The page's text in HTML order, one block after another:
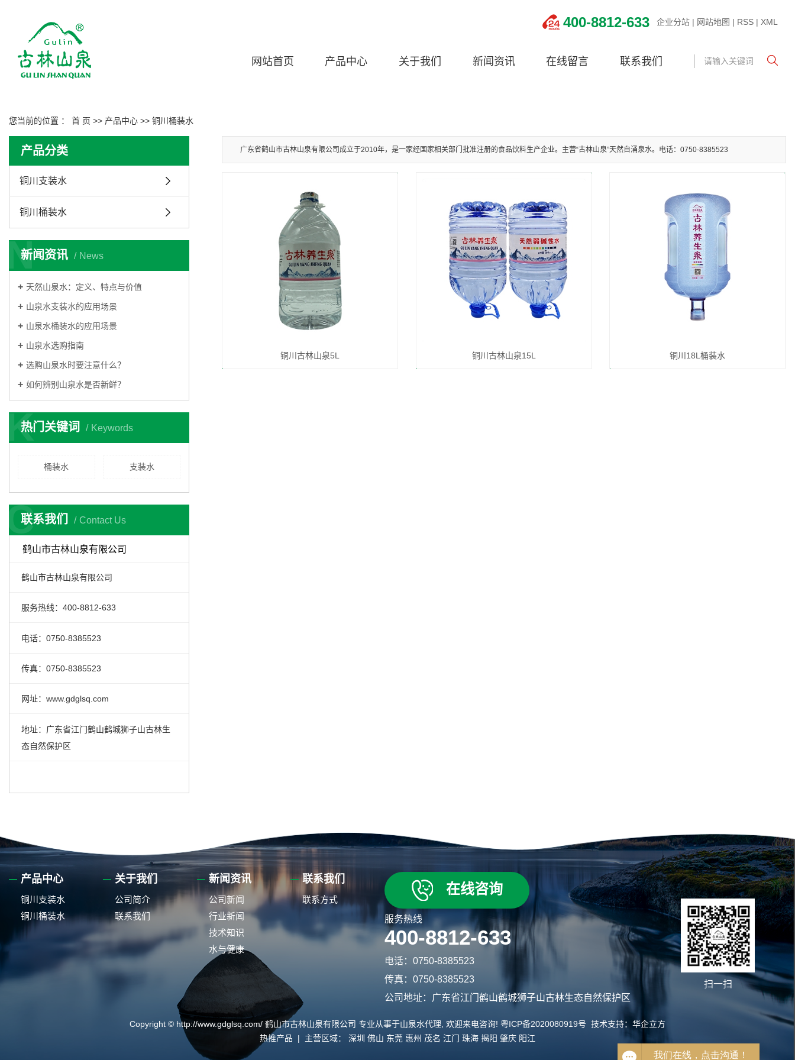
企业分站| 网站地图 | RSS| XML
400-8812-633
网站首页 产品中心 关于我们 新闻资讯 在线留言 联系我们
您当前的位置 ： 首 页 >> 产品中心 >> 铜川桶装水
产品分类
铜川支装水
铜川桶装水
新闻资讯 News
N
天然山泉水：定义、特点与价值
山泉水支装水的应用场景
山泉水桶装水的应用场景
山泉水选购指南
选购山泉水时要注意什么？
如何辨别山泉水是否新鲜？
热门关键词 Keywords
K
桶装水 支装水
联系我们 Contact Us
C
鹤山市古林山泉有限公司
鹤山市古林山泉有限公司
服务热线：400-8812-633
电话：0750-8385523
传真：0750-8385523
网址：www.gdglsq.com
地址：广东省江门鹤山鹤城狮子山古林生
态自然保护区
广东省鹤山市古林山泉有限公司成立于2010年，是一家经国家相关部门批准注册的食品饮料生产企业。主营“古林山泉”天然自涌泉水。电话：0750-8385523
铜川古林山泉5L 铜川古林山泉15L 铜川18L桶装水
产品中心
铜川支装水
铜川桶装水
关于我们
公司简介
联系我们
新闻资讯
公司新闻
行业新闻
技术知识
水与健康
联系我们
联系方式
在线咨询
服务热线
400-8812-633
电话：0750-8385523
传真：0750-8385523
公司地址：广东省江门鹤山鹤城狮子山古林生态自然保护区
扫一扫
Copyright © http://www.gdglsq.com/ 鹤山市古林山泉有限公司 专业从事于山泉水代理 , 欢迎来电咨询! 粤ICP备2020080919号 技术支持： 华企立方
热推产品 | 主营区域： 深圳 佛山 东莞 惠州 茂名 江门 珠海 揭阳 肇庆 阳江